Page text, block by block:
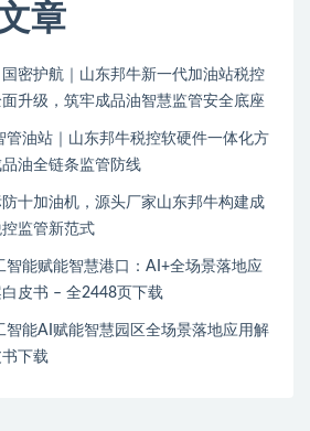
章
国密护航｜山东邦牛新一代加油站税控
升级，筑牢成品油智慧监管安全底座
管油站｜山东邦牛税控软硬件一体化方
油全链条监管防线
十加油机，源头厂家山东邦牛构建成
监管新范式
智能赋能智慧港口：AI+全场景落地应
皮书 – 全2448页下载
智能AI赋能智慧园区全场景落地应用解
下载